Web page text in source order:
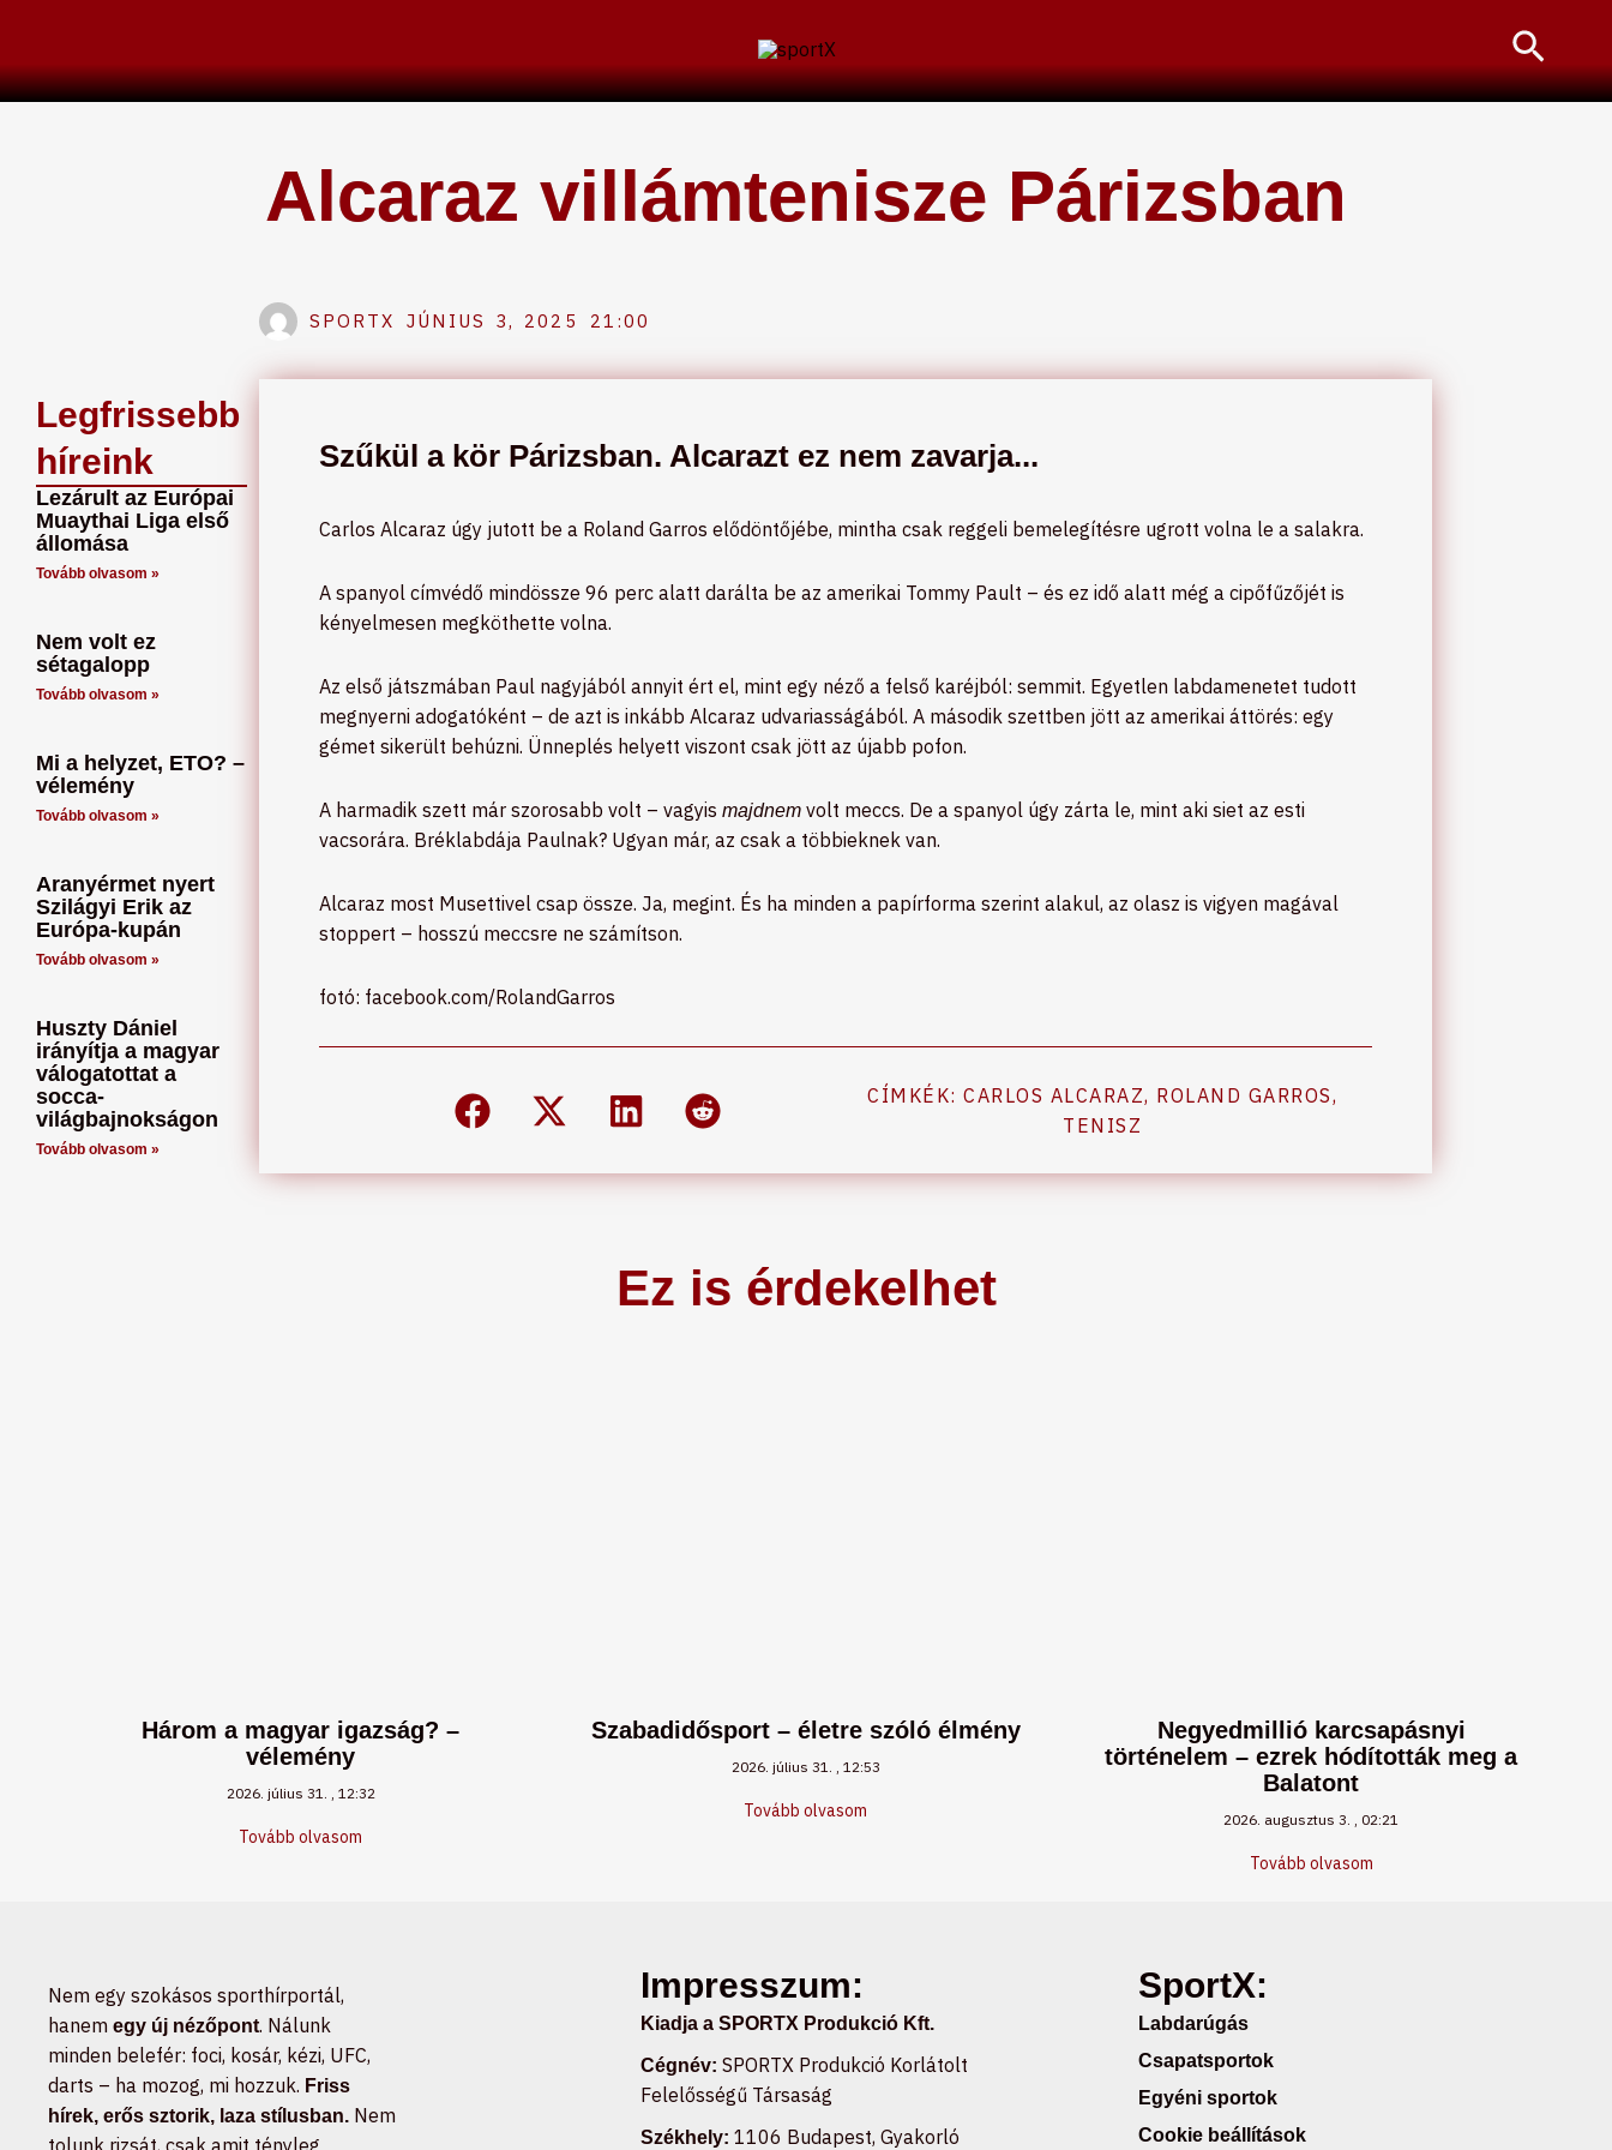
content
Alcaraz villámtenisze Párizsban
SPORTX JÚNIUS 3, 2025 21:00
Legfrissebb
híreink
Lezárult az Európai
Muaythai Liga első
állomása
Tovább olvasom »
Nem volt ez
sétagalopp
Tovább olvasom »
Mi a helyzet, ETO? –
vélemény
Tovább olvasom »
Aranyérmet nyert
Szilágyi Erik az
Európa-kupán
Tovább olvasom »
Huszty Dániel
irányítja a magyar
válogatottat a
socca-
világbajnokságon
Tovább olvasom »
Szűkül a kör Párizsban. Alcarazt ez nem zavarja...
Carlos Alcaraz úgy jutott be a Roland Garros elődöntőjébe, mintha csak reggeli bemelegítésre ugrott volna le a salakra.
A spanyol címvédő mindössze 96 perc alatt darálta be az amerikai Tommy Pault – és ez idő alatt még a cipőfűzőjét is
kényelmesen megköthette volna.
Az első játszmában Paul nagyjából annyit ért el, mint egy néző a felső karéjból: semmit. Egyetlen labdamenetet tudott
megnyerni adogatóként – de azt is inkább Alcaraz udvariasságából. A második szettben jött az amerikai áttörés: egy
gémet sikerült behúzni. Ünneplés helyett viszont csak jött az újabb pofon.
A harmadik szett már szorosabb volt – vagyis majdnemvolt meccs. De a spanyol úgy zárta le, mint aki siet az esti
vacsorára. Bréklabdája Paulnak? Ugyan már, az csak a többieknek van.
Alcaraz most Musettivel csap össze. Ja, megint. És ha minden a papírforma szerint alakul, az olasz is vigyen magával
stoppert – hosszú meccsre ne számítson.
fotó: facebook.com/RolandGarros
CÍMKÉK:CARLOS ALCARAZ, ROLAND GARROS,
TENISZ
Ez is érdekelhet
Három a magyar igazság? –
vélemény
2026. július 31. 12:32
Tovább olvasom
Szabadidősport – életre szóló élmény
2026. július 31. 12:53
Tovább olvasom
Negyedmillió karcsapásnyi
történelem – ezrek hódították meg a
Balatont
2026. augusztus 3. 02:21
Tovább olvasom
Nem egy szokásos sporthírportál,
hanem egy új nézőpont. Nálunk
minden belefér: foci, kosár, kézi, UFC,
darts – ha mozog, mi hozzuk. Friss
hírek, erős sztorik, laza stílusban. Nem
Impresszum:
Kiadja a SPORTX Produkció Kft.
Cégnév: SPORTX Produkció Korlátolt
Felelősségű Társaság
Székhely: 1106 Budapest, Gyakorló
SportX:
Labdarúgás
Csapatsportok
Egyéni sportok
Cookie beállítások